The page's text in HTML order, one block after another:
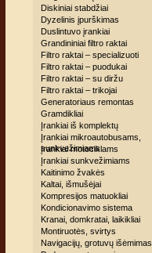
Diskiniai stabdžiai
Dyzelinis įpurškimas
Duslintuvo įrankiai
Grandininiai filtro raktai
Filtro raktai – specializuoti
Filtro raktai – puodukai
Filtro raktai – su diržu
Filtro raktai – trikojai
Generatoriaus remontas
Gramdikliai
Įrankiai iš komplektų
Įrankiai mikroautobusams,
sunkvežimiams
Įrankiai motociklams
Įrankiai sunkvežimiams
Kaitinimo žvakės
Kaltai, išmušėjai
Kompresijos matuokliai
Kondicionavimo sistema
Kranai, domkratai, laikikliai
Montiruotės, svirtys
Navigacijų, grotuvų išėmimas